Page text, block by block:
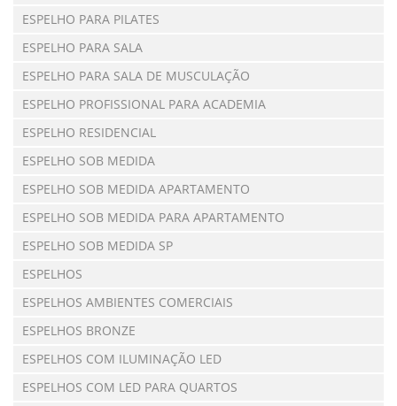
ESPELHO PARA PILATES
ESPELHO PARA SALA
ESPELHO PARA SALA DE MUSCULAÇÃO
ESPELHO PROFISSIONAL PARA ACADEMIA
ESPELHO RESIDENCIAL
ESPELHO SOB MEDIDA
ESPELHO SOB MEDIDA APARTAMENTO
ESPELHO SOB MEDIDA PARA APARTAMENTO
ESPELHO SOB MEDIDA SP
ESPELHOS
ESPELHOS AMBIENTES COMERCIAIS
ESPELHOS BRONZE
ESPELHOS COM ILUMINAÇÃO LED
ESPELHOS COM LED PARA QUARTOS